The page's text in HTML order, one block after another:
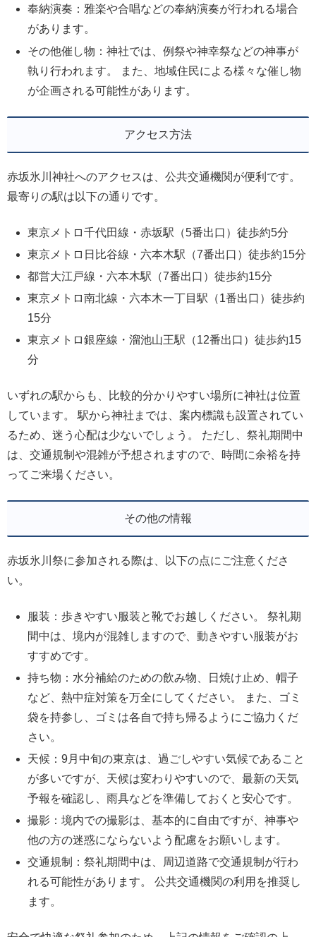
奉納演奏：雅楽や合唱などの奉納演奏が行われる場合
があります。
その他催し物：神社では、例祭や神幸祭などの神事が
執り行われます。 また、地域住民による様々な催し物
が企画される可能性があります。
アクセス方法
赤坂氷川神社へのアクセスは、公共交通機関が便利です。
最寄りの駅は以下の通りです。
東京メトロ千代田線・赤坂駅（5番出口）徒歩約5分
東京メトロ日比谷線・六本木駅（7番出口）徒歩約15分
都営大江戸線・六本木駅（7番出口）徒歩約15分
東京メトロ南北線・六本木一丁目駅（1番出口）徒歩約
15分
東京メトロ銀座線・溜池山王駅（12番出口）徒歩約15
分
いずれの駅からも、比較的分かりやすい場所に神社は位置
しています。 駅から神社までは、案内標識も設置されてい
るため、迷う心配は少ないでしょう。 ただし、祭礼期間中
は、交通規制や混雑が予想されますので、時間に余裕を持
ってご来場ください。
その他の情報
赤坂氷川祭に参加される際は、以下の点にご注意くださ
い。
服装：歩きやすい服装と靴でお越しください。 祭礼期
間中は、境内が混雑しますので、動きやすい服装がお
すすめです。
持ち物：水分補給のための飲み物、日焼け止め、帽子
など、熱中症対策を万全にしてください。 また、ゴミ
袋を持参し、ゴミは各自で持ち帰るようにご協力くだ
さい。
天候：9月中旬の東京は、過ごしやすい気候であること
が多いですが、天候は変わりやすいので、最新の天気
予報を確認し、雨具などを準備しておくと安心です。
撮影：境内での撮影は、基本的に自由ですが、神事や
他の方の迷惑にならないよう配慮をお願いします。
交通規制：祭礼期間中は、周辺道路で交通規制が行わ
れる可能性があります。 公共交通機関の利用を推奨し
ます。